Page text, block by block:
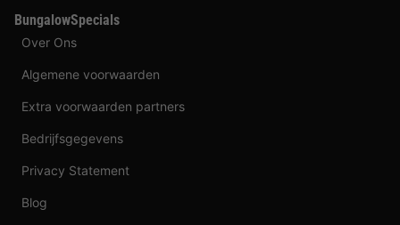
BungalowSpecials
Over Ons
Algemene voorwaarden
Extra voorwaarden partners
Bedrijfsgegevens
Privacy Statement
Blog